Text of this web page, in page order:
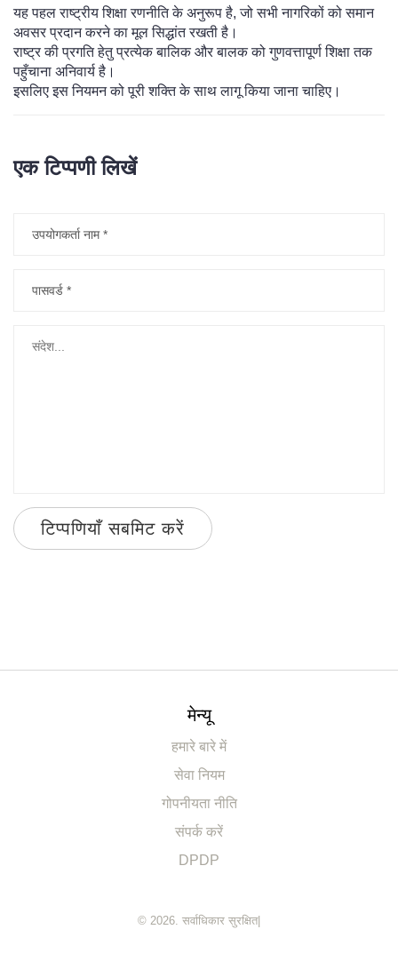
यह पहल राष्ट्रीय शिक्षा रणनीति के अनुरूप है, जो सभी नागरिकों को समान
अवसर प्रदान करने का मूल सिद्धांत रखती है।
राष्ट्र की प्रगति हेतु प्रत्येक बालिक और बालक को गुणवत्तापूर्ण शिक्षा तक
पहुँचाना अनिवार्य है।
इसलिए इस नियमन को पूरी शक्ति के साथ लागू किया जाना चाहिए।
एक टिप्पणी लिखें
टिप्पणियाँ सबमिट करें
मेन्यू
हमारे बारे में
सेवा नियम
गोपनीयता नीति
संपर्क करें
DPDP
© 2026. सर्वाधिकार सुरक्षित|